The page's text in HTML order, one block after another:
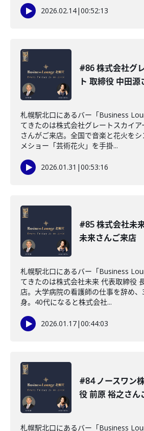
2026.02.14|00:52:13
#86 株式会社グ
ト 取締役 中田
札幌駅北口にあるバー「Business
てきたのは株式会社グレートスカイ
さんがご来店。全国で音楽と花火を
メショー「芸術花火」を手掛...
2026.01.31 |00:53:16
#85 株式会社未
未来さんご来店
札幌駅北口にあるバー「Business
てきたのは株式会社未来 代表取締役
店。大学病院の看護師の仕事を辞め
身。40代になると株式会社...
2026.01.17|00:44:03
#84 ノースワン
役 前原 裕之さん
札幌駅北口にあるバー「Business